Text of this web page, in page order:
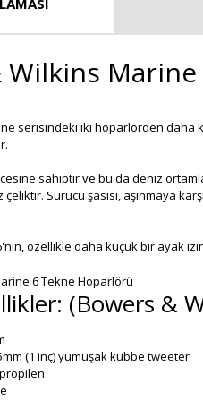
Wilkins
serisindeki iki hoparlörden daha
sahiptir ve bu da deniz
çeliktir. Sürücü şasisi, aşınmaya
özellikle daha küçük bir ayak
(Bowers &
(1 inç) yumuşak kubbe tweeter